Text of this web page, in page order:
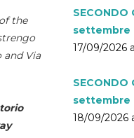
the
and Via
SECONDO
settembre
17/09/2026
SECONDO
settembre
18/09/2026